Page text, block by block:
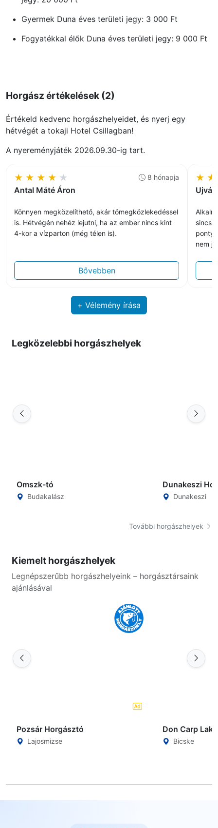
Gyermek Duna éves területi jegy: 3 000 Ft
Fogyatékkal élők Duna éves területi jegy: 9 000 Ft
Horgász értékelések (2)
Értékeld kedvenc horgászhelyeidet, és nyerj egy
hétvégét a tokaji Hotel Csillagban!
A nyereményjáték 2026.09.30-ig tart.
★ ★ ★ ★ ★
Antal Máté Áron
8 hónapja
Könnyen megközelíthető, akár tömegközlekedéssel
is. Hétvégén nehéz lejutni, ha az ember nincs kint
4-kor a vízparton (még télen is).
Bővebben
★ ★
sincs.
nem
+ Vélemény írása
Legközelebbi horgászhelyek
Omszk-tó
Budakalász
Dunakeszi
Dunakeszi
További horgászhelyek
Kiemelt horgászhelyek
Legnépszerűbb horgászhelyeink – horgásztársaink
ajánlásával
Pozsár Horgásztó
Lajosmizse
Don Carp Lake
Bicske